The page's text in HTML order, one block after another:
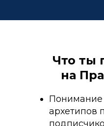
архетипов
Что ты
на